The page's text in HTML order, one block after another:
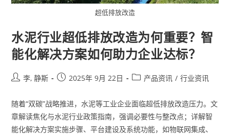
超低排放改造
水泥行业超低排放改造为何重要？智
能化解决方案如何助力企业达标？
李, 静斯 2025年 9月 22日 产品资讯 / 行业资讯
随着“双碳”战略推进，水泥等工业企业面临超低排放改造压力。文
章解读焦化与水泥行业政策指南，强调必要性与整改点；详解智
能化解决方案实施步骤、平台建设及系统功能，如物联网集成、